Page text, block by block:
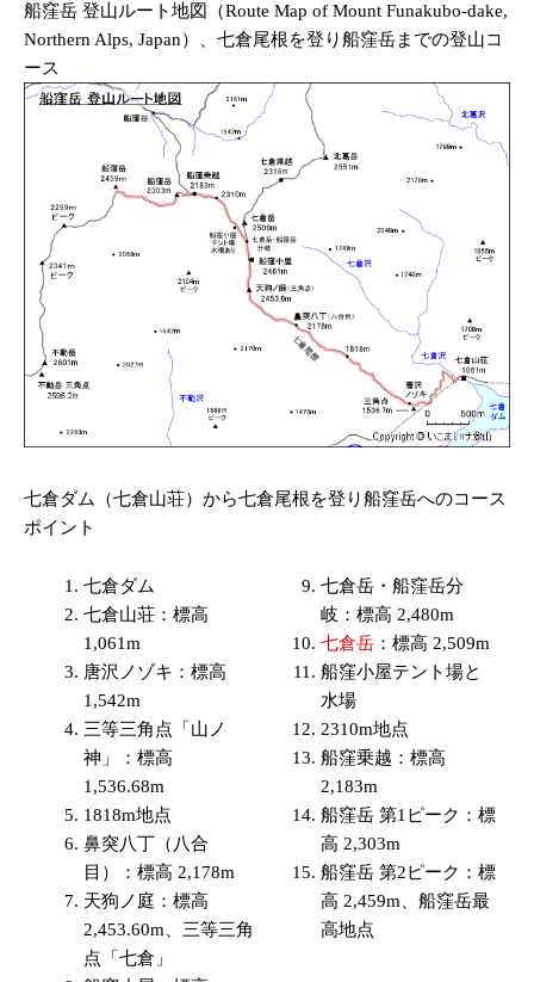
船窪岳 登山ルート地図（Route Map of Mount Funakubo-dake,
Northern Alps, Japan）、七倉尾根を登り船窪岳までの登山コ
ース
七倉ダム（七倉山荘）から七倉尾根を登り船窪岳へのコース
ポイント
七倉ダム
七倉山荘：標高
1,061m
唐沢ノゾキ：標高
1,542m
三等三角点「山ノ
神」：標高
1,536.68m
1818m地点
鼻突八丁（八合
目）：標高 2,178m
天狗ノ庭：標高
2,453.60m、三等三角
点「七倉」
七倉岳・船窪岳分
岐：標高 2,480m
七倉岳 ：標高 2,509m
船窪小屋テント場と
水場
2310m地点
船窪乗越：標高
2,183m
船窪岳 第1ピーク：標
高 2,303m
船窪岳 第2ピーク：標
高 2,459m、船窪岳最
高地点